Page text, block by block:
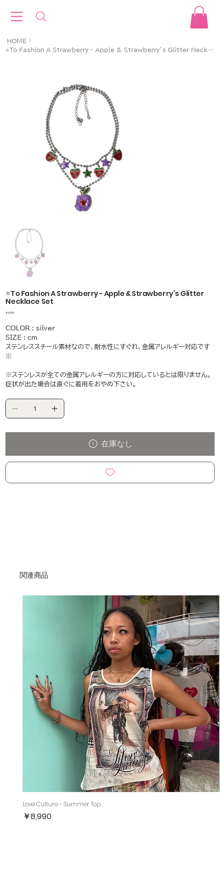
HOME >
⭐️To Fashion A Strawberry - Apple & Strawberry’s Glitter Necklace Set
⭐️To Fashion A Strawberry - Apple & Strawberry’s Glitter
Necklace Set
価
￥8,990
COLOR : silver
SIZE : cm
ステンレススチール素材なので、耐水性にすぐれ、金属アレルギー対応です
※
※ステンレスが全ての金属アレルギーの方に対応しているとは限りません。
症状が出た場合は直ぐに着用をおやめ下さい。
在庫なし
関連商品
Love Culture - Summer Top
価格
￥8,990